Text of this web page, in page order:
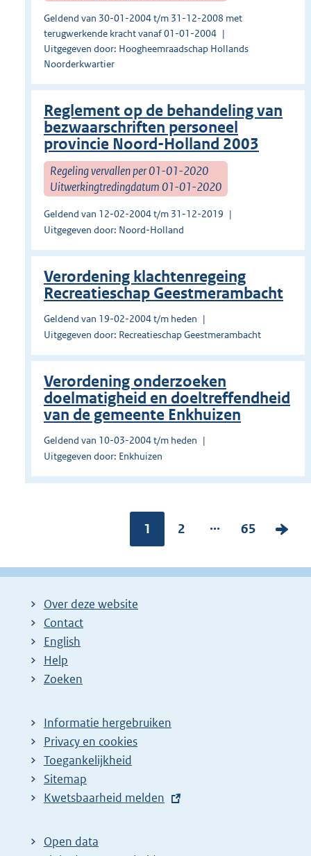
Geldend van 30-01-2004 t/m 31-12-2008 met
terugwerkende kracht vanaf 01-01-2004
Uitgegeven door: Hoogheemraadschap Hollands
Noorderkwartier
Reglement op de behandeling van
bezwaarschriften personeel
provincie Noord-Holland 2003
Regeling vervallen per 01-01-2020
Uitwerkingtredingdatum 01-01-2020
Geldend van 12-02-2004 t/m 31-12-2019
Uitgegeven door: Noord-Holland
Verordening klachtenregeing
Recreatieschap Geestmerambacht
Geldend van 19-02-2004 t/m heden
Uitgegeven door: Recreatieschap Geestmerambacht
Verordening onderzoeken
doelmatigheid en doeltreffendheid
van de gemeente Enkhuizen
Geldend van 10-03-2004 t/m heden
Uitgegeven door: Enkhuizen
Pagina:
1
P
g
2 ...
P
g
65
V
l
Over deze website
Contact
English
Help
Zoeken
Informatie hergebruiken
Privacy en cookies
Toegankelijkheid
Sitemap
E
t
Kwetsbaarheid melden
Open data